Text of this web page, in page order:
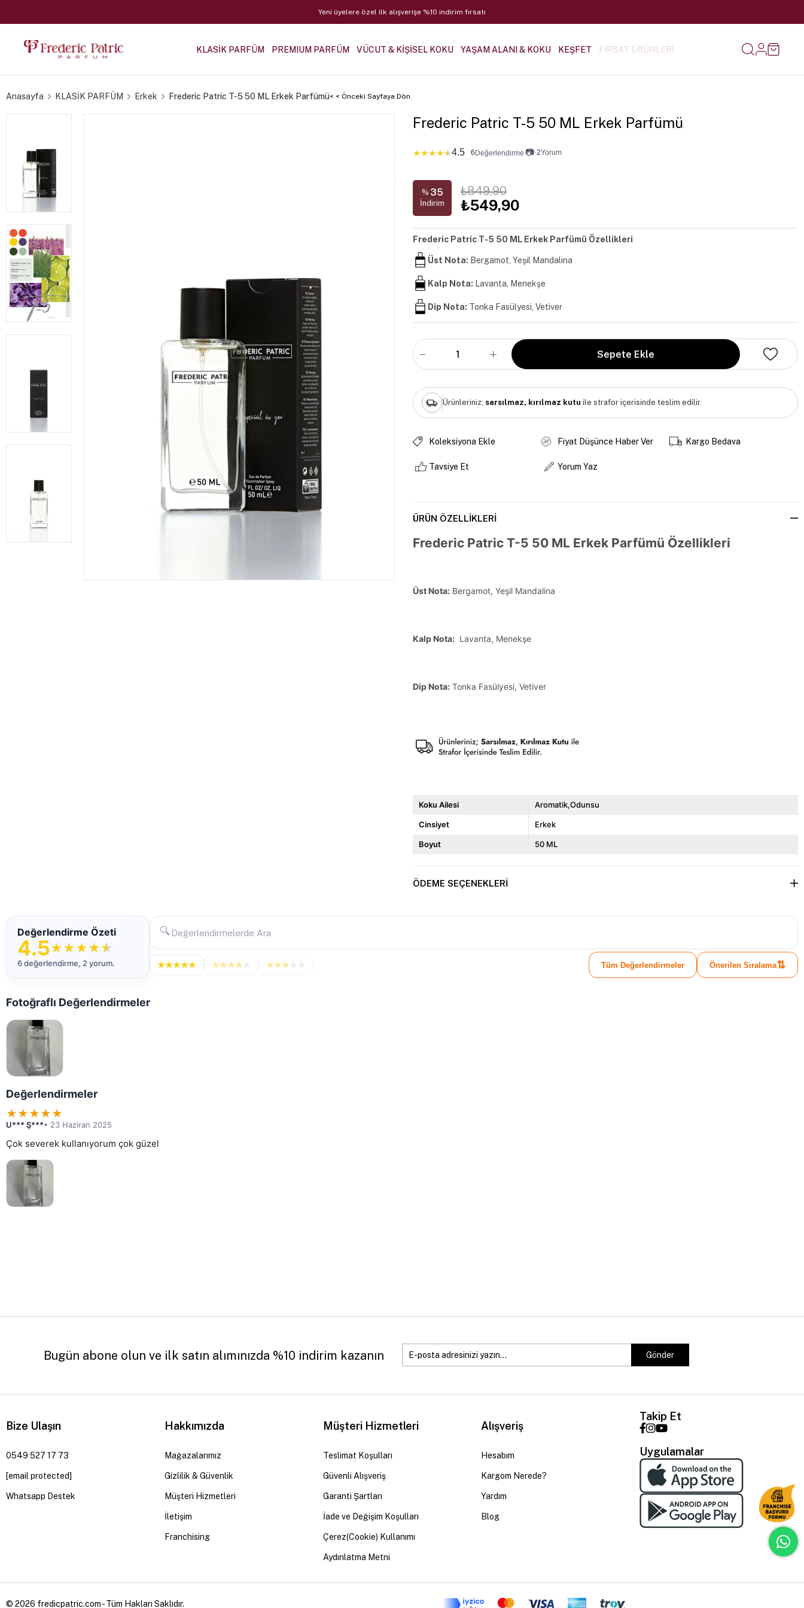
Yeni üyelere özel ilk alışverişe %10 indirim fırsatı
KLASİK PARFÜM PREMIUM PARFÜM VÜCUT & KİŞİSEL KOKU YAŞAM ALANI & KOKU KEŞFET FIRSAT ÜRÜNLERİ
Anasayfa KLASİK PARFÜM Erkek Frederic Patric T-5 50 ML Erkek Parfümü< < Önceki Sayfaya Dön
Frederic Patric T-5 50 ML Erkek Parfümü
★★★★★4.5 6 Değerlendirme 📷•2Yorum
% 35
İndirim
₺849,90
₺549,90
Frederic Patric T-5 50 ML Erkek Parfümü Özellikleri
Üst Nota: Bergamot, Yeşil Mandalina
Kalp Nota: Lavanta, Menekşe
Dip Nota: Tonka Fasülyesi, Vetiver
Ürünleriniz; sarsılmaz, kırılmaz kutu ile strafor içerisinde teslim edilir.
Koleksiyona Ekle Fiyat Düşünce Haber Ver Kargo Bedava
Tavsiye Et Yorum Yaz
ÜRÜN ÖZELLIKLERI
Frederic Patric T-5 50 ML Erkek Parfümü Özellikleri
Üst Nota: Bergamot, Yeşil Mandalina
Kalp Nota: Lavanta, Menekşe
Dip Nota: Tonka Fasülyesi, Vetiver
Koku Ailesi Aromatik,Odunsu
Cinsiyet Erkek
Boyut 50 ML
ÖDEME SEÇENEKLERI
Değerlendirme Özeti
4.5★★★★★
6 değerlendirme, 2 yorum.
🔍
★★★★★ ★★★★ ★★★ Tüm Değerlendirmeler Önerilen Sıralama⇅
Fotoğraflı Değerlendirmeler
Değerlendirmeler
★★★★★
U*** Ş***• 23 Haziran 2025
Çok severek kullanıyorum çok güzel
Bugün abone olun ve ilk satın alımınızda %10 indirim kazanın Gönder
Bize Ulaşın
0549 527 17 73
[email protected]
Whatsapp Destek
Hakkımızda
Mağazalarımız
Gizlilik & Güvenlik
Müşteri Hizmetleri
İletişim
Franchising
Müşteri Hizmetleri
Teslimat Koşulları
Güvenli Alışveriş
Garanti Şartları
İade ve Değişim Koşulları
Çerez(Cookie) Kullanımı
Aydınlatma Metni
Alışveriş
Hesabım
Kargom Nerede?
Yardım
Blog
Takip Et
Uygulamalar
© 2026 fredicpatric.com - Tüm Hakları Saklıdır.